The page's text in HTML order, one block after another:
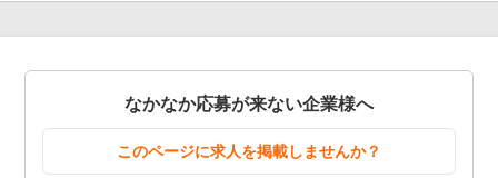
なかなか応募が来ない企業様へ
このページに求人を掲載しませんか？